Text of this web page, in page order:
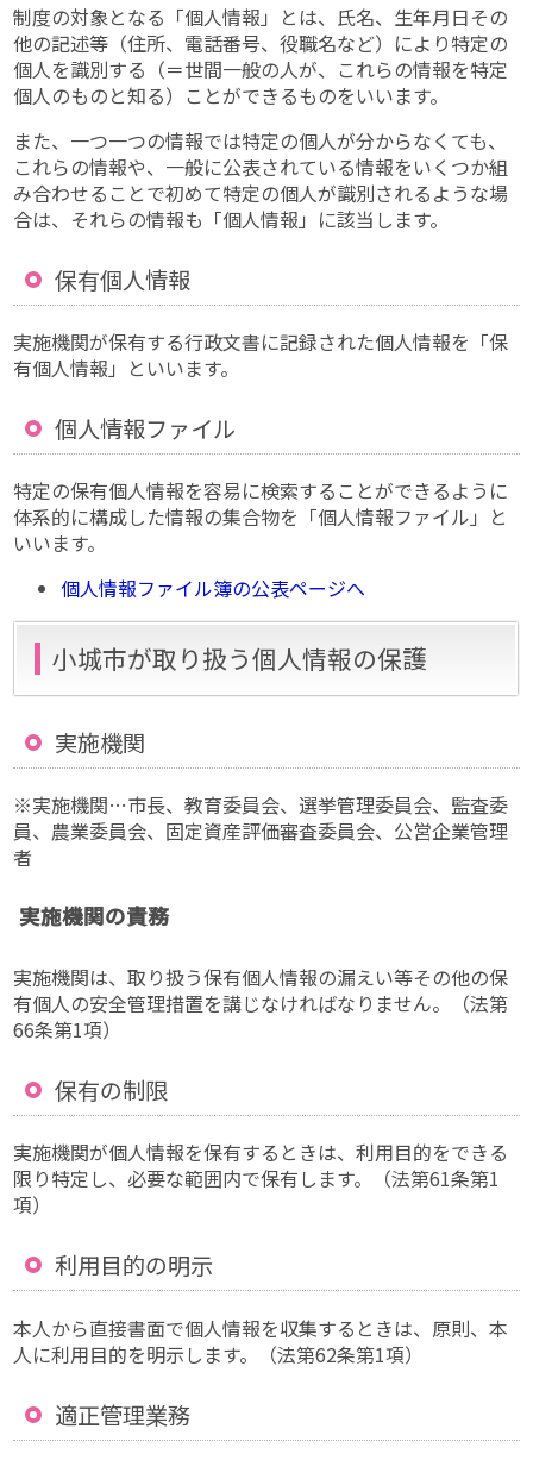
制度の対象となる「個人情報」とは、氏名、生年月日その
他の記述等（住所、電話番号、役職名など）により特定の
個人を識別する（＝世間一般の人が、これらの情報を特定
個人のものと知る）ことができるものをいいます。
また、一つ一つの情報では特定の個人が分からなくても、
これらの情報や、一般に公表されている情報をいくつか組
み合わせることで初めて特定の個人が識別されるような場
合は、それらの情報も「個人情報」に該当します。
保有個人情報
実施機関が保有する行政文書に記録された個人情報を「保
有個人情報」といいます。
個人情報ファイル
特定の保有個人情報を容易に検索することができるように
体系的に構成した情報の集合物を「個人情報ファイル」と
いいます。
個人情報ファイル簿の公表ページへ
小城市が取り扱う個人情報の保護
実施機関
※実施機関…市長、教育委員会、選挙管理委員会、監査委
員、農業委員会、固定資産評価審査委員会、公営企業管理
者
実施機関の責務
実施機関は、取り扱う保有個人情報の漏えい等その他の保
有個人の安全管理措置を講じなければなりません。（法第
66条第1項）
保有の制限
実施機関が個人情報を保有するときは、利用目的をできる
限り特定し、必要な範囲内で保有します。（法第61条第1
項）
利用目的の明示
本人から直接書面で個人情報を収集するときは、原則、本
人に利用目的を明示します。（法第62条第1項）
適正管理業務